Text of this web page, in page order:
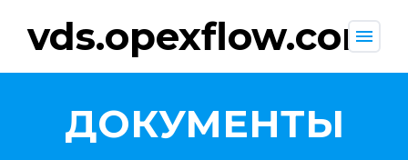
vds.opexflow.com
menu
ДОКУМЕНТЫ